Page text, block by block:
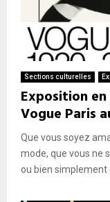
Sections culturelles
Exposition
Vogue Paris
Que vous soyez
mode, que vous ne
ou bien simplement